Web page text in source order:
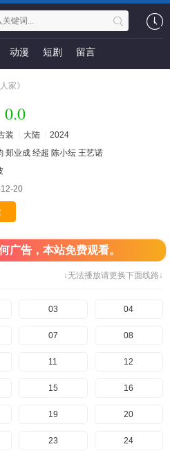
动漫 短剧 留言
家》
0.0
装 大陆
2024
郑业成 经超 陈小纭 王艺诺
20
广告，本站免费观看。
↓无法播放请更换下面线路↓
03 04
07 08
11 12
15 16
19 20
23 24